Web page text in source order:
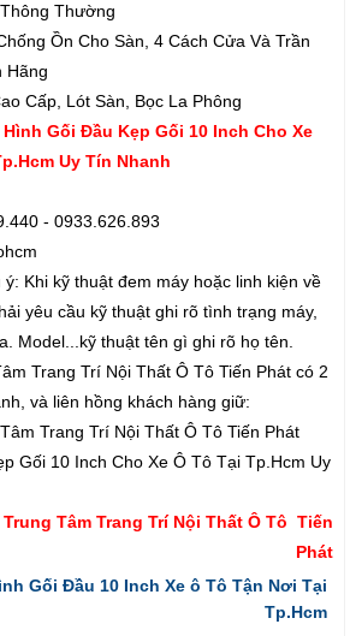
Thường
Ồn Cho Sàn, 4 Cách Cửa Và Trần
Hãng
Cấp, Lót Sàn, Bọc La Phông
Gối Đầu Kẹp Gối 10 Inch Cho Xe
Uy Tín Nhanh
- 0933.626.893
Khi kỹ thuật đem máy hoặc linh kiện về
yêu cầu kỹ thuật ghi rõ tình trạng máy,
Model...kỹ thuật tên gì ghi rõ họ tên.
Trang Trí Nội Thất Ô Tô Tiến Phát có 2
và liên hồng khách hàng giữ:
Trang Trí Nội Thất Ô Tô Tiến Phát
Gối 10 Inch Cho Xe Ô Tô Tại Tp.Hcm Uy
Tâm Trang Trí Nội Thất Ô Tô Tiến
Phát
Gối Đầu 10 Inch Xe ô Tô Tận Nơi Tại
Tp.Hcm